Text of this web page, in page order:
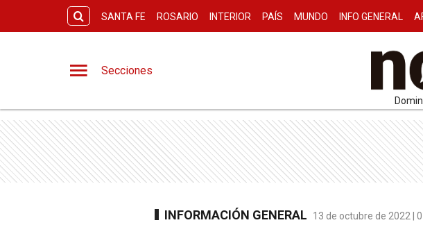
SANTA FE ROSARIO INTERIOR PAÍS MUNDO INFO GENERAL
Secciones
INFORMACIÓN GENERAL 13 de octubre de 2022 |